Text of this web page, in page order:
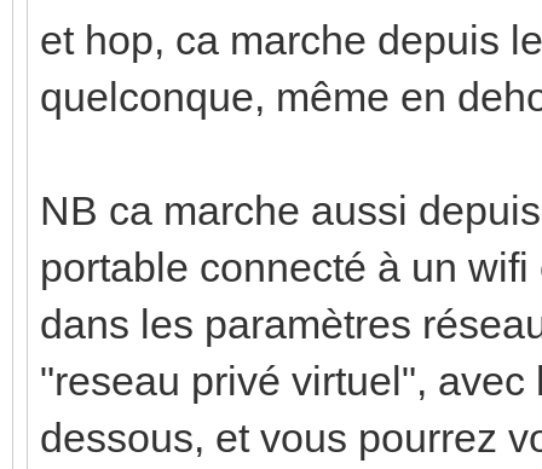
et hop, ca marche depuis
quelconque, même en
NB ca marche aussi
portable connecté à un
dans les paramètres
"reseau privé virtuel",
dessous, et vous pourrez